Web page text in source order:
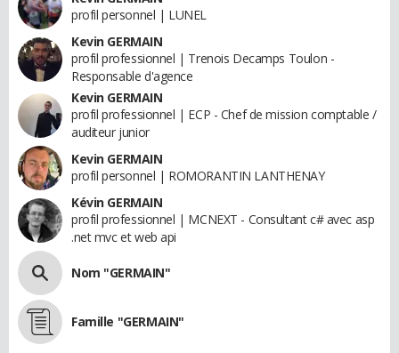
profil personnel | LUNEL
Kevin GERMAIN
profil professionnel | Trenois Decamps Toulon -
Responsable d'agence
Kevin GERMAIN
profil professionnel | ECP - Chef de mission comptable /
auditeur junior
Kevin GERMAIN
profil personnel | ROMORANTIN LANTHENAY
Kévin GERMAIN
profil professionnel | MCNEXT - Consultant c# avec asp
.net mvc et web api
Nom "GERMAIN"
Famille "GERMAIN"